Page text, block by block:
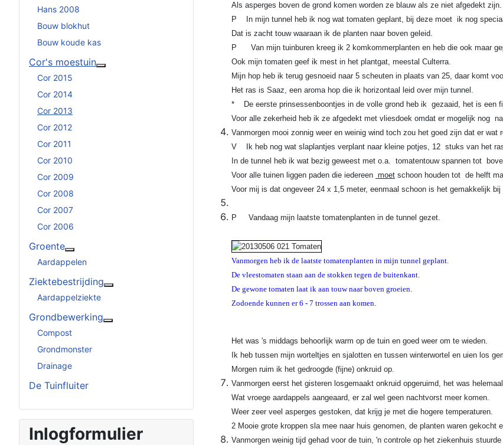
Hans 2008
Bouw blokhut
Bouw koude kas
Cor's moestuin
Cor 2015
Cor 2014
Cor 2013
Cor 2012
Cor 2011
Cor 2010
Cor 2009
Cor 2008
Cor 2007
Cor 2006
Groente
Meer over: Groente
Aardappelen
Ziektebestrijding
Meer over: Ziektebestrijding
Aardappelziekte
Grondbewerking
Compost
Grondmonster
Drainage
De Tuinfluiter
Inlogformulier
Als asperges boven de grond komen worden ze blauw als ze niet afgedekt zijn.
P In mijn tunnel heb ik nog wat tomaten geplant, bij deze moet ik nog
Dat is zacht touw waaraan ik de planten naar boven geleid.
P Van mijn tuinburen kreeg ik 2 komkommerplanten en heb die ook maar
Ook mijn tomaten geef ik mest in het plantgat, meestal Culterra.
Mijn hop heb ik terug gesnoeid naar 5 scheuten in plaats van 25, daar komt
Het ras is Saaz, een aroma hop die ik horizontaal leid over mijn tunnel.
* De eerste prinsessenboontjes in de volle grond heb ik gezaaid, het is een
Voor alle zekerheid heb ik ze afgedekt met vliesdoek omdat er mogelijk nog
Vanmorgen mooi zonnig weer en weinig wind toch zou het goed zijn dat er
V Ik heb nog wat slaplantjes verplant naar kleine potjes, 12 stuks van het
In de tunnel heb ik wat bezig geweest met o.a. tomatentouw spannen tot
Voor alle tuinen liggen paden die iedereen moet schoon houden tot de helft
Voor mij is dat ongeveer 24 x 1,5 meter, eenmaal schoon is het gemakkelijk bij
P Vandaag mijn laatste tomatenplanten in de tunnel gezet.
Vanmorgen heb ik de laatste tomatenplanten in mijn tunnel geplant.
De vleestomaten staan aan de stokken tegen de buitenkant.
De gewone tomaten laat ik aan touw naar boven groeien.
Zodoende kunnen er 6 - 7 trossen aan komen.
Het was 's middags behoorlijk warm op de tuin en goed weer om te wieden.
Ik heb tussen mijn worteltjes en sjalotten en tussen winterwortel en uien los
Morgen ruim ik het gedroogde (fijne) onkruid op.
Vanmorgen eerst het gisteren losgemaakt onkruid opgeruimd, het was helemaal
Wat vroege aardappels aangeaard, er zal wel geen nachtvorst meer komen.
Weer zeer veel asperges gestoken, dat krijg je met die hogere temperaturen.
2 Mooie grote kroppen sla mee naar huis genomen, de planten waren gekocht
Vanmorgen weinig tijd gehad voor de tuin, 'n controle op het ziekenhuis